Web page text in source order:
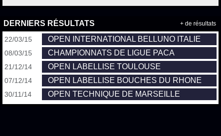
DERNIERS RÉSULTATS
22/03/15 OPEN INTERNATIONAL BELLUNO ITALIE
08/03/15 CHAMPIONNATS DE LIGUE PACA
21/12/14 OPEN LABELLISE TOULOUSE
07/12/14 OPEN LABELLISE BOUCHES DU RHONE
30/11/14 OPEN TECHNIQUE DE MARSEILLE
+ de résultats